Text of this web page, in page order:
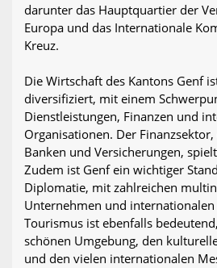
darunter das Hauptquartier der
Europa und das Internationale
Kreuz.
Die Wirtschaft des Kantons Genf
diversifiziert, mit einem
Dienstleistungen, Finanzen und
Organisationen. Der
Banken und Versicherungen,
Zudem ist Genf ein wichtiger
Diplomatie, mit zahlreichen
Unternehmen und
Tourismus ist ebenfalls
schönen Umgebung, den
und den vielen internationalen